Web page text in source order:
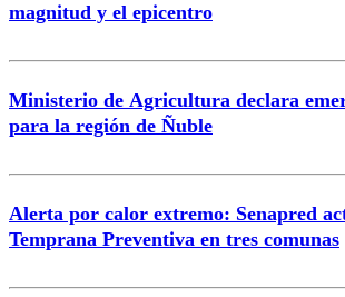
magnitud y el epicentro
Ministerio de Agricultura declara
para la región de Ñuble
Alerta por calor extremo: Senapred
Temprana Preventiva en tres comunas